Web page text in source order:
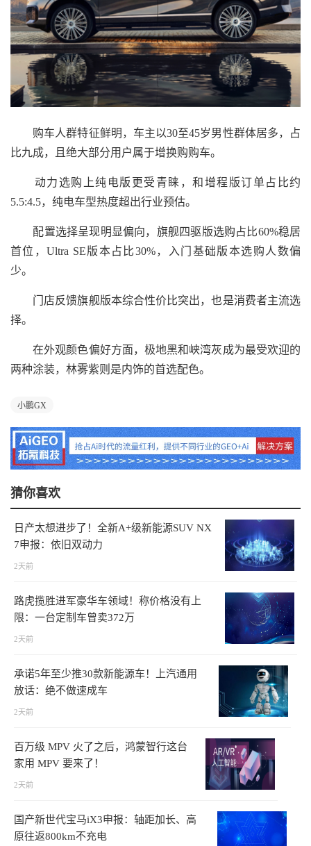
购车人群特征鲜明，车主以30至45岁男性群体居多，占
比九成，且绝大部分用户属于增换购购车。
动力选购上纯电版更受青睐，和增程版订单占比约
5.5:4.5，纯电车型热度超出行业预估。
配置选择呈现明显偏向，旗舰四驱版选购占比60%稳居
首位，Ultra SE版本占比30%，入门基础版本选购人数偏
少。
门店反馈旗舰版本综合性价比突出，也是消费者主流选
择。
在外观颜色偏好方面，极地黑和峡湾灰成为最受欢迎的
两种涂装，林雾紫则是内饰的首选配色。
小鹏GX
猜你喜欢
日产太想进步了！全新A+级新能源SUV NX
7申报：依旧双动力
2天前
路虎揽胜进军豪华车领域！称价格没有上
限：一台定制车曾卖372万
2天前
承诺5年至少推30款新能源车！上汽通用
放话：绝不做速成车
2天前
百万级 MPV 火了之后，鸿蒙智行这台
家用 MPV 要来了！
2天前
国产新世代宝马iX3申报：轴距加长、高
原往返800km不充电